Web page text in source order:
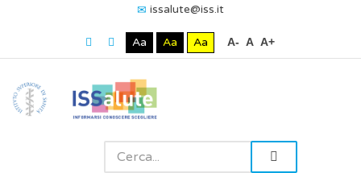
issalute@iss.it
Aa Aa Aa A- A A+